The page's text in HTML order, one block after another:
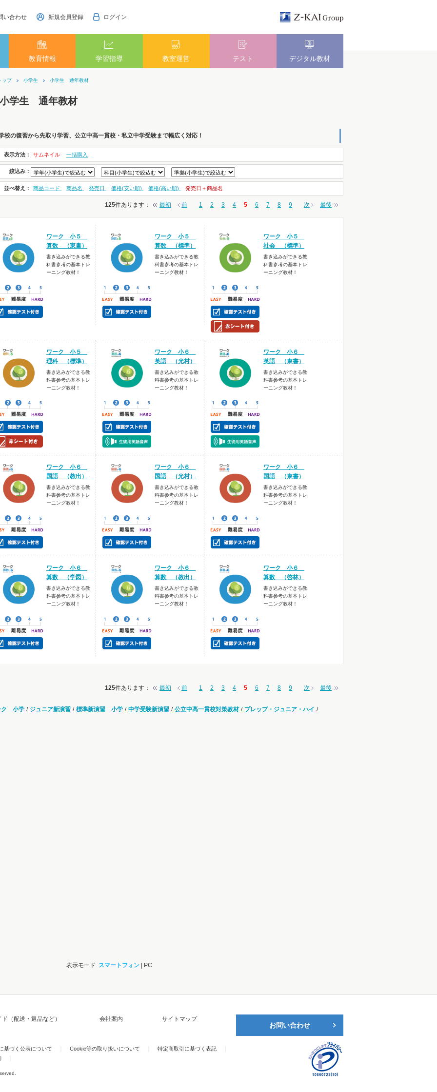
い合わせ 新規会員登録 ログイン
教育情報 学習指導 教室運営 テスト デジタル教材
ップ 小学生 小学生 通年教材
小学生 通年教材
校の復習から先取り学習、公立中高一貫校・私立中学受験まで幅広く対応！
表示方法： サムネイル 一括購入
絞込み：
並べ替え： 商品コード 商品名 発売日 価格(安い順) 価格(高い順) 発売日＋商品名
125件あります ： 最初 前 1 2 3 4 5 6 7 8 9 次 最後
ワーク 小５
算数 （東書）
書き込みができる教
科書参考の基本トレ
ーニング教材！
ワーク 小５
算数 （標準）
書き込みができる教
科書参考の基本トレ
ーニング教材！
ワーク 小５
社会 （標準）
書き込みができる教
科書参考の基本トレ
ーニング教材！
ワーク 小５
理科 （標準）
書き込みができる教
科書参考の基本トレ
ーニング教材！
ワーク 小６
英語 （光村）
書き込みができる教
科書参考の基本トレ
ーニング教材！
ワーク 小６
英語 （東書）
書き込みができる教
科書参考の基本トレ
ーニング教材！
ワーク 小６
国語 （教出）
書き込みができる教
科書参考の基本トレ
ーニング教材！
ワーク 小６
国語 （光村）
書き込みができる教
科書参考の基本トレ
ーニング教材！
ワーク 小６
国語 （東書）
書き込みができる教
科書参考の基本トレ
ーニング教材！
ワーク 小６
算数 （学図）
書き込みができる教
科書参考の基本トレ
ーニング教材！
ワーク 小６
算数 （教出）
書き込みができる教
科書参考の基本トレ
ーニング教材！
ワーク 小６
算数 （啓林）
書き込みができる教
科書参考の基本トレ
ーニング教材！
125件あります ： 最初 前 1 2 3 4 5 6 7 8 9 次 最後
ク 小学 / ジュニア新演習 / 標準新演習 小学 / 中学受験新演習 / 公立中高一貫校対策教材 / プレップ・ジュニア・ハイ /
表示モード: スマートフォン | PC
（配送・返品など） 会社案内 サイトマップ
お問い合わせ
基づく公表について Cookie等の取り扱いについて
特定商取引に基づく表記